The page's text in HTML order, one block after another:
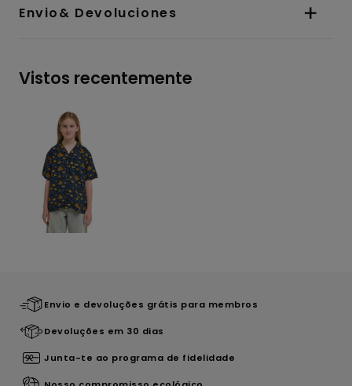
Envio& Devoluciones
Vistos recentemente
Envio e devoluções grátis para membros
Devoluções em 30 dias
Junta-te ao programa de fidelidade